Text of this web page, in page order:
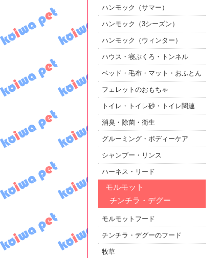
ハンモック（サマー）
ハンモック（3シーズン）
ハンモック（ウィンター）
ハウス・寝ぶくろ・トンネル
ベッド・毛布・マット・おふとん
フェレットのおもちゃ
トイレ・トイレ砂・トイレ関連
消臭・除菌・衛生
グルーミング・ボディーケア
シャンプー・リンス
ハーネス・リード
モルモット
チンチラ・デグー
モルモットフード
チンチラ・デグーのフード
牧草